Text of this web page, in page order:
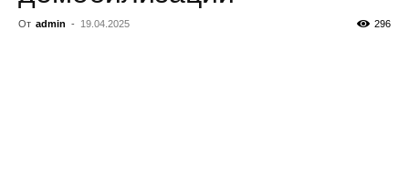
От admin - 19.04.2025 296